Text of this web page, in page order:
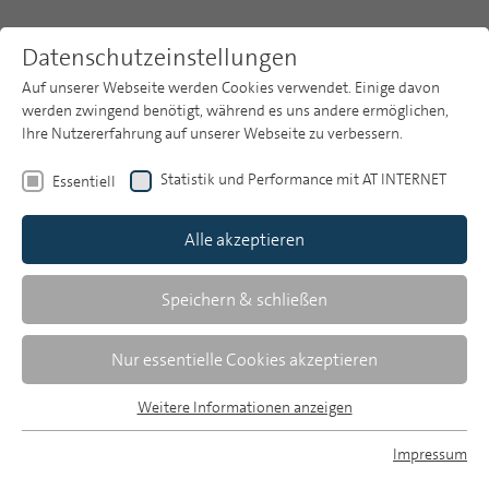
Publikationsarchiv
Heft 4
Was Kinder sehen
Eine Analyse der Fernsehnutzung Drei- bis
13-Jähriger 2016
Datenschutzeinstellungen
Auf unserer Webseite werden Cookies verwendet. Einige davon
werden zwingend benötigt, während es uns andere ermöglichen,
Ihre Nutzererfahrung auf unserer Webseite zu verbessern.
Essentiell Statistik und Performance mit AT INTERNET
Alle akzeptieren
Speichern & schließen
Nur essentielle Cookies akzeptieren
Essentielle Cookies werden für grundlegende Funktionen der
Weitere Informationen anzeigen
Impressum